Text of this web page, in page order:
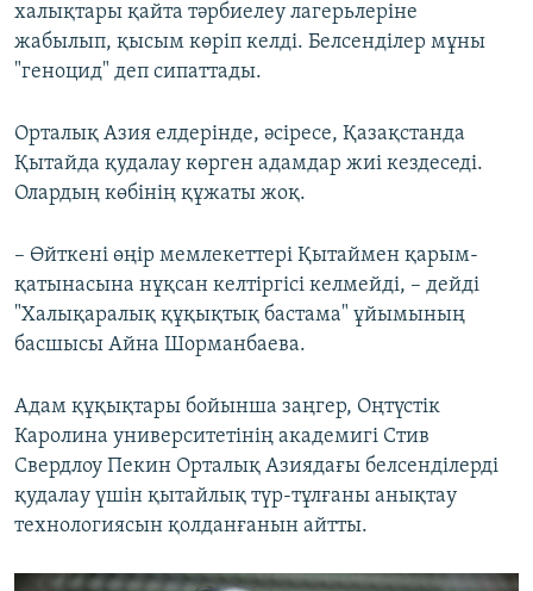
халықтары қайта тәрбиелеу лагерьлеріне
жабылып, қысым көріп келді. Белсенділер мұны
"геноцид" деп сипаттады.
Орталық Азия елдерінде, әсіресе, Қазақстанда
Қытайда қудалау көрген адамдар жиі кездеседі.
Олардың көбінің құжаты жоқ.
– Өйткені өңір мемлекеттері Қытаймен қарым-
қатынасына нұқсан келтіргісі келмейді, – дейді
"Халықаралық құқықтық бастама" ұйымының
басшысы Айна Шорманбаева.
Адам құқықтары бойынша заңгер, Оңтүстік
Каролина университетінің академигі Стив
Свердлоу Пекин Орталық Азиядағы белсенділерді
қудалау үшін қытайлық түр-тұлғаны анықтау
технологиясын қолданғанын айтты.